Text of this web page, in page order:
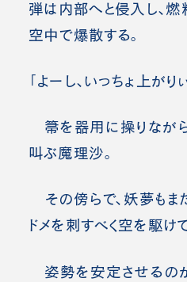
弾は内部へと侵入し、
空中で爆散する。
「よーし、いっちょ上がりぃ
箒を器用に操りなが
叫ぶ魔理沙。
その傍らで、妖夢もま
ドメを刺すべく空を駆け
姿勢を安定させるの